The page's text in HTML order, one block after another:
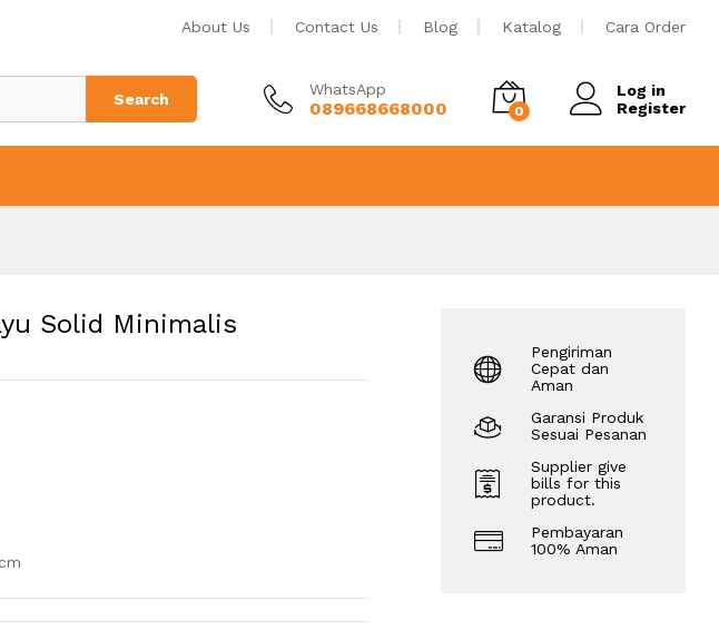
About Us Contact Us Blog Katalog Cara Order
Search
WhatsApp
089668668000 0
Log in
Register
Solid Minimalis
Pengiriman
Cepat dan
Aman
Garansi Produk
Sesuai Pesanan
Supplier give
bills for this
product.
Pembayaran
100% Aman
Tambah ke keranjang